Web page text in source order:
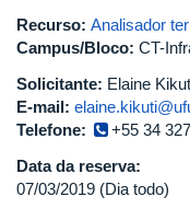
Recurso: Analisador
Campus/Bloco: CT-
Solicitante: Elaine
E-mail:
Telefone:
+55 34
Data da reserva:
07/03/2019 (Dia todo)